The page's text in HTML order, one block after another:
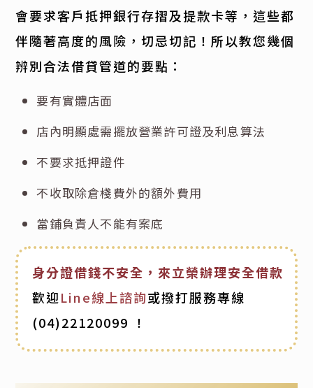
會要求客戶抵押銀行存摺及提款卡等，這些都
伴隨著高度的風險，切忌切記！所以教您幾個
辨別合法借貸管道的要點：
要有實體店面
店內明顯處需擺放營業許可證及利息算法
不要求抵押證件
不收取除倉棧費外的額外費用
當鋪負責人不能有案底
身分證借錢不安全，來立榮辦理安全借款
歡迎Line線上諮詢或撥打服務專線
(04)22120099 ！